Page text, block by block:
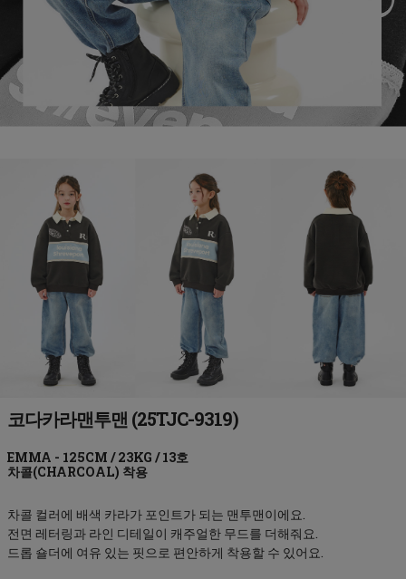
코다카라맨투맨 (25TJC-9319)
차콜(CHARCOAL)
차콜 컬러에 배색 카라가 포인트가 되는 맨투맨이에요.
전면 레터링과 라인 디테일이 캐주얼한 무드를 더해줘요.
드롭 숄더에 여유 있는 핏으로 편안하게 착용할 수 있어요.